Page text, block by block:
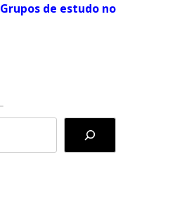
Grupos de estudo no